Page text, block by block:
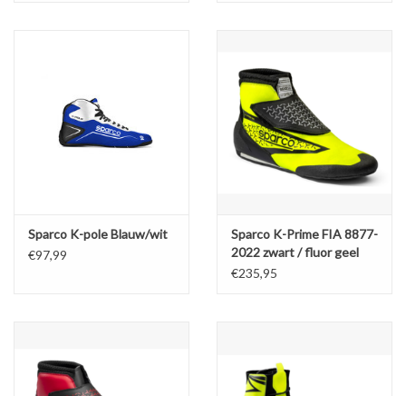
Sparco K-pole Blauw/wit
€97,99
Sparco K-Prime FIA 8877-
2022 zwart / fluor geel
€235,95